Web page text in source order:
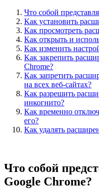
Что собой
Как установить
Как просмотреть
Как открыть и
Как изменить
Как закрепить
Chrome?
Как запретить
на всех веб-сайтах?
Как разрешить
инкогнито?
Как временно
его?
Как удалять
Что собой
Google Chrome?